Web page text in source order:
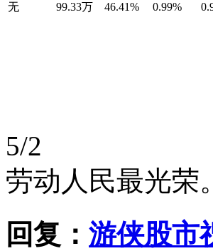
无
99.33万 46.41% 0.99%
5/2
劳动人民最光荣
回复： 游侠股市